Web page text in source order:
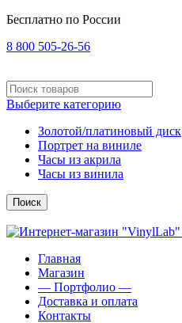
Бесплатно по России
8 800 505-26-56
Выберите категорию
Золотой/платиновый диск
Портрет на виниле
Часы из акрила
Часы из винила
Поиск
Главная
Магазин
— Портфолио —
Доставка и оплата
Контакты